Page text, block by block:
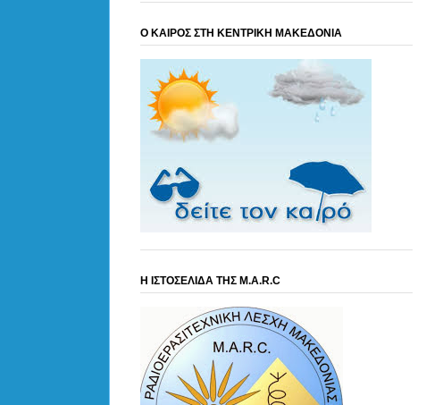
Ο ΚΑΙΡΟΣ ΣΤΗ ΚΕΝΤΡΙΚΗ ΜΑΚΕΔΟΝΙΑ
Η ΙΣΤΟΣΕΛΙΔΑ ΤΗΣ M.A.R.C